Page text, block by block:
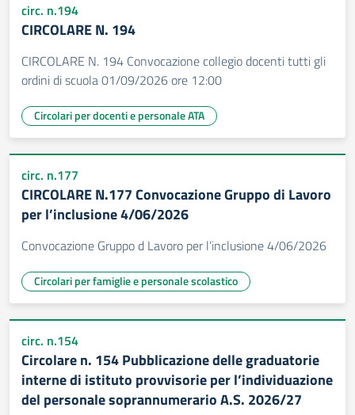
circ. n.194
CIRCOLARE N. 194
CIRCOLARE N. 194 Convocazione collegio docenti tutti gli
ordini di scuola 01/09/2026 ore 12:00
Circolari per docenti e personale ATA
circ. n.177
CIRCOLARE N.177 Convocazione Gruppo di Lavoro
per l’inclusione 4/06/2026
Convocazione Gruppo d Lavoro per l’inclusione 4/06/2026
Circolari per famiglie e personale scolastico
circ. n.154
Circolare n. 154 Pubblicazione delle graduatorie
interne di istituto provvisorie per l’individuazione
del personale soprannumerario A.S. 2026/27